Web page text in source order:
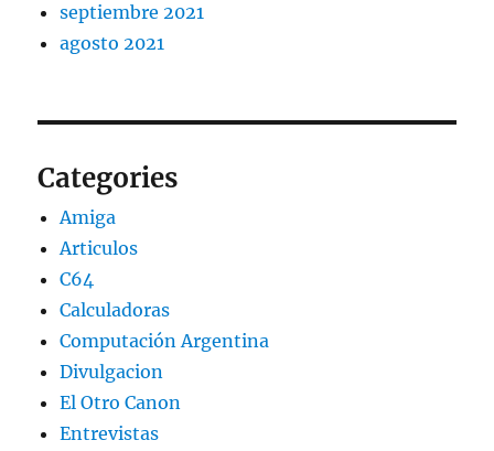
septiembre 2021
agosto 2021
Categories
Amiga
Articulos
C64
Calculadoras
Computación Argentina
Divulgacion
El Otro Canon
Entrevistas